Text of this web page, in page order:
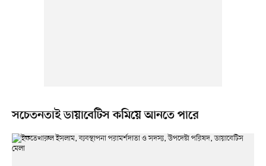
সচেতনতাই ডায়াবেটিস কমিয়ে আনতে পারে